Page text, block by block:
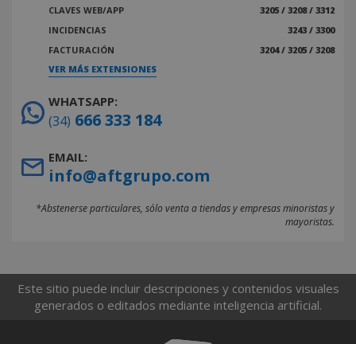
CLAVES WEB/APP
3205 / 3208 / 3312
INCIDENCIAS
3243 / 3300
FACTURACIÓN
3204 / 3205 / 3208
VER MÁS EXTENSIONES
WHATSAPP:
(34) 666 333 184
EMAIL:
info@aftgrupo.com
*Abstenerse particulares, sólo venta a tiendas y empresas minoristas y
mayoristas.
Este sitio puede incluir descripciones y contenidos visuales
generados o editados mediante inteligencia artificial.